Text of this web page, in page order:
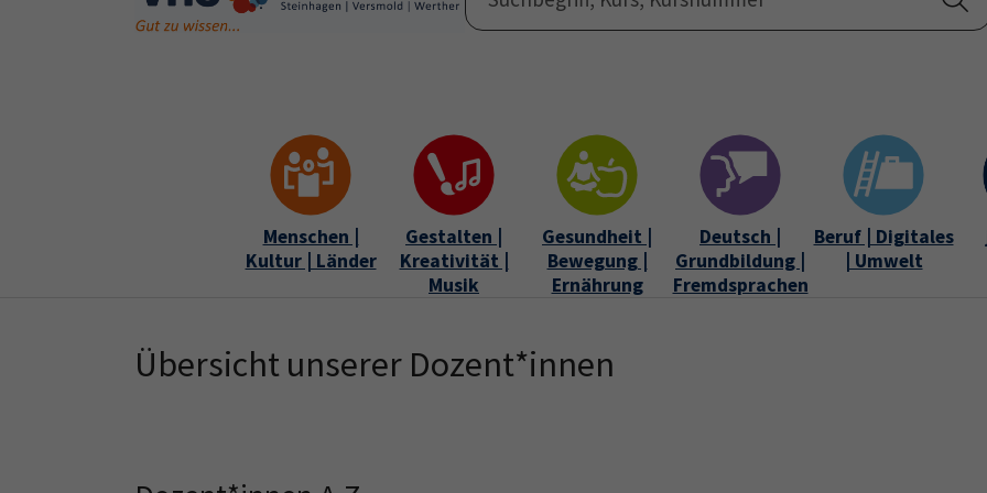
Skip to main content
Menschen |
Kultur | Länder
Gestalten |
Kreativität |
Musik
Gesundheit |
Bewegung |
Ernährung
Deutsch |
Grundbildung |
Fremdsprachen
Beruf | Digitales
| Umwelt
Übersicht unserer Dozent*innen